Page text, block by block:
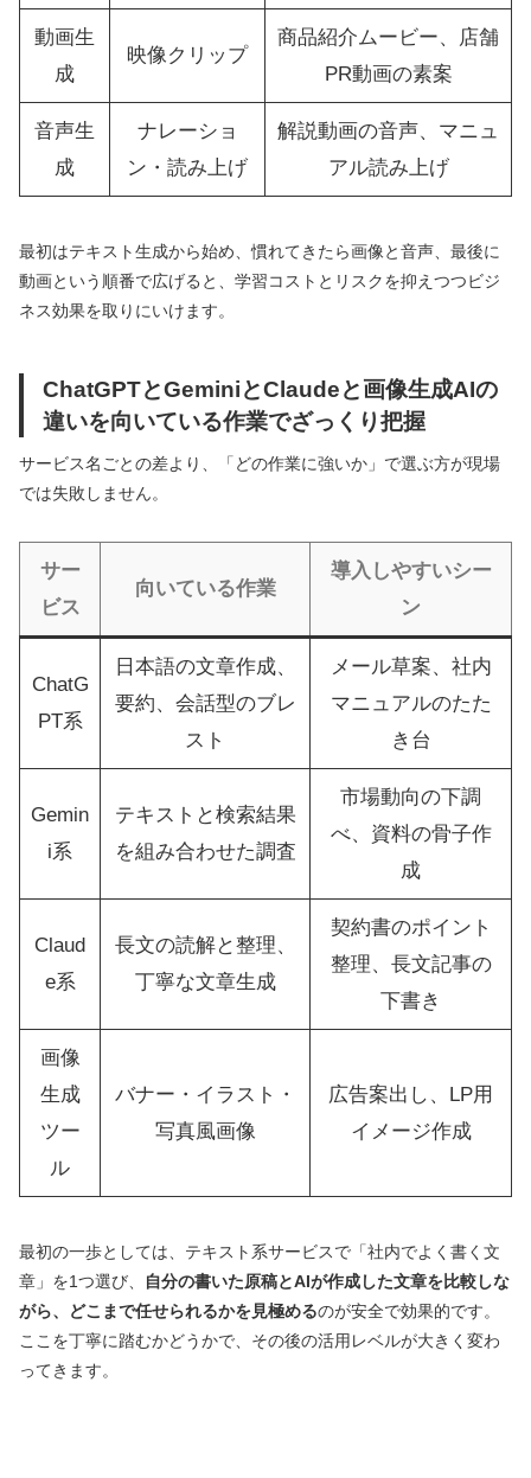
動画生
成
映像クリップ
商品紹介ムービー、店舗
PR動画の素案
音声生
成
ナレーショ
ン・読み上げ
解説動画の音声、マニュ
アル読み上げ
最初はテキスト生成から始め、慣れてきたら画像と音声、最後に
動画という順番で広げると、学習コストとリスクを抑えつつビジ
ネス効果を取りにいけます。
ChatGPTとGeminiとClaudeと画像生成AIの
違いを向いている作業でざっくり把握
サービス名ごとの差より、「どの作業に強いか」で選ぶ方が現場
では失敗しません。
サー
ビス
向いている作業
導入しやすいシー
ン
ChatG
PT系
日本語の文章作成、
要約、会話型のブレ
スト
メール草案、社内
マニュアルのたた
き台
Gemin
i系
テキストと検索結果
を組み合わせた調査
市場動向の下調
べ、資料の骨子作
成
Claud
e系
長文の読解と整理、
丁寧な文章生成
契約書のポイント
整理、長文記事の
下書き
画像
生成
ツー
ル
バナー・イラスト・
写真風画像
広告案出し、LP用
イメージ作成
最初の一歩としては、テキスト系サービスで「社内でよく書く文
章」を1つ選び、
自分の書いた原稿とAIが作成した文章を比較しな
がら、どこまで任せられるかを見極めるのが安全で効果的です。
ここを丁寧に踏むかどうかで、その後の活用レベルが大きく変わ
ってきます。